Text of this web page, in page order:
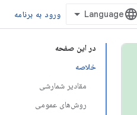
ورود به برنامه
در این صفحه
خلاصه
مقادیر شمارشی
روش‌های عمومی